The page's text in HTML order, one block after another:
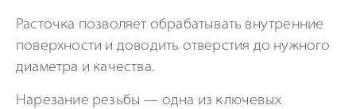
Расточка позволяет обрабатывать внутренние
поверхности и доводить отверстия до нужного
диаметра и качества.
Нарезание резьбы — одна из ключевых